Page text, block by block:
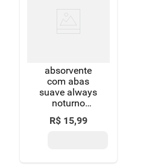
absorvente
com abas
suave always
noturno
grande pacote
8 unidades
R$ 15,99